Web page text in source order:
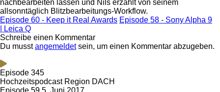
nachbearbeiten lassen und Nils erzählt von seinem
allsonntäglich Blitzbearbeitungs-Workflow.
Episode 60 - Keep it Real Awards Episode 58 - Sony Alpha 9
| Leica Q
Schreibe einen Kommentar
Du musstangemeldetsein, um einen Kommentar abzugeben.
Episode 345
Hochzeitspodcast Region DACH
Episode 59 5. Juni 2017